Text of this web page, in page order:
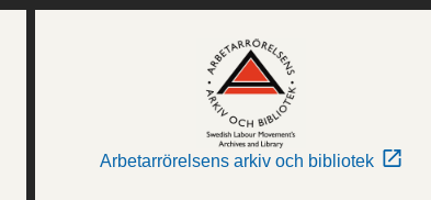
Arbetarrörelsens arkiv och bibliotek